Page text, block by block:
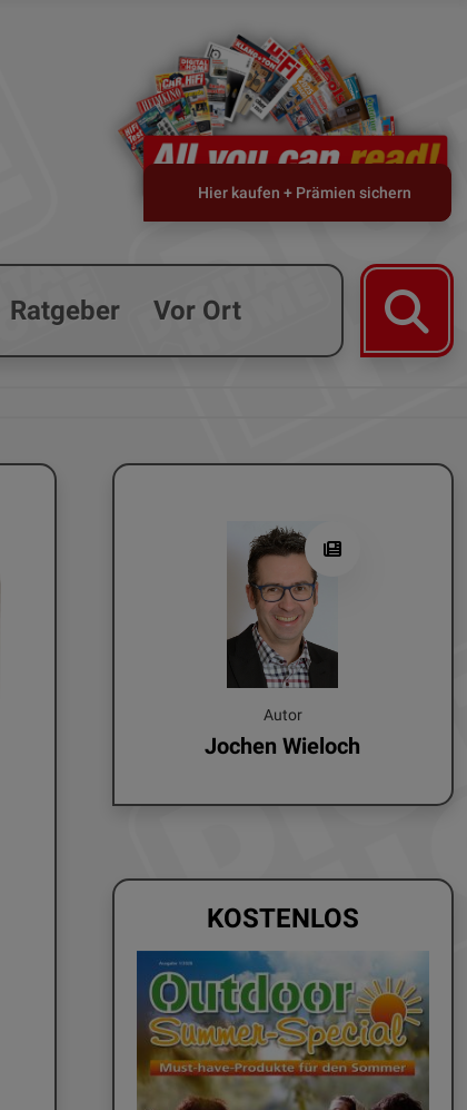
Hier kaufen + Prämien sichern
Ratgeber Vor Ort
Autor
Jochen Wieloch
KOSTENLOS